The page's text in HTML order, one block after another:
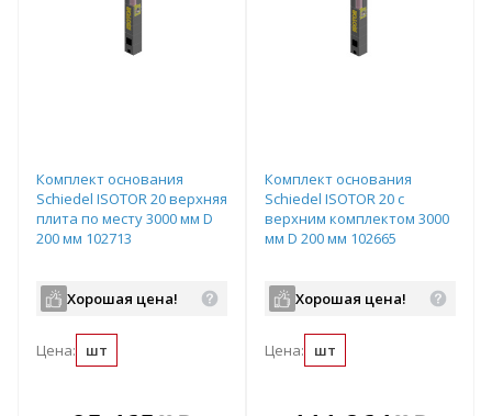
Комплект основания
Schiedel ISOTOR 20 верхняя
плита по месту 3000 мм D
200 мм 102713
Хорошая цена!
Цена: шт
Комплект основания
Schiedel ISOTOR 20 с
верхним комплектом 3000
мм D 200 мм 102665
Хорошая цена!
Цена: шт